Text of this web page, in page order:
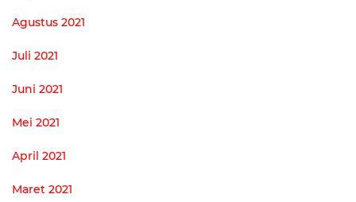
Agustus 2021
Juli 2021
Juni 2021
Mei 2021
April 2021
Maret 2021